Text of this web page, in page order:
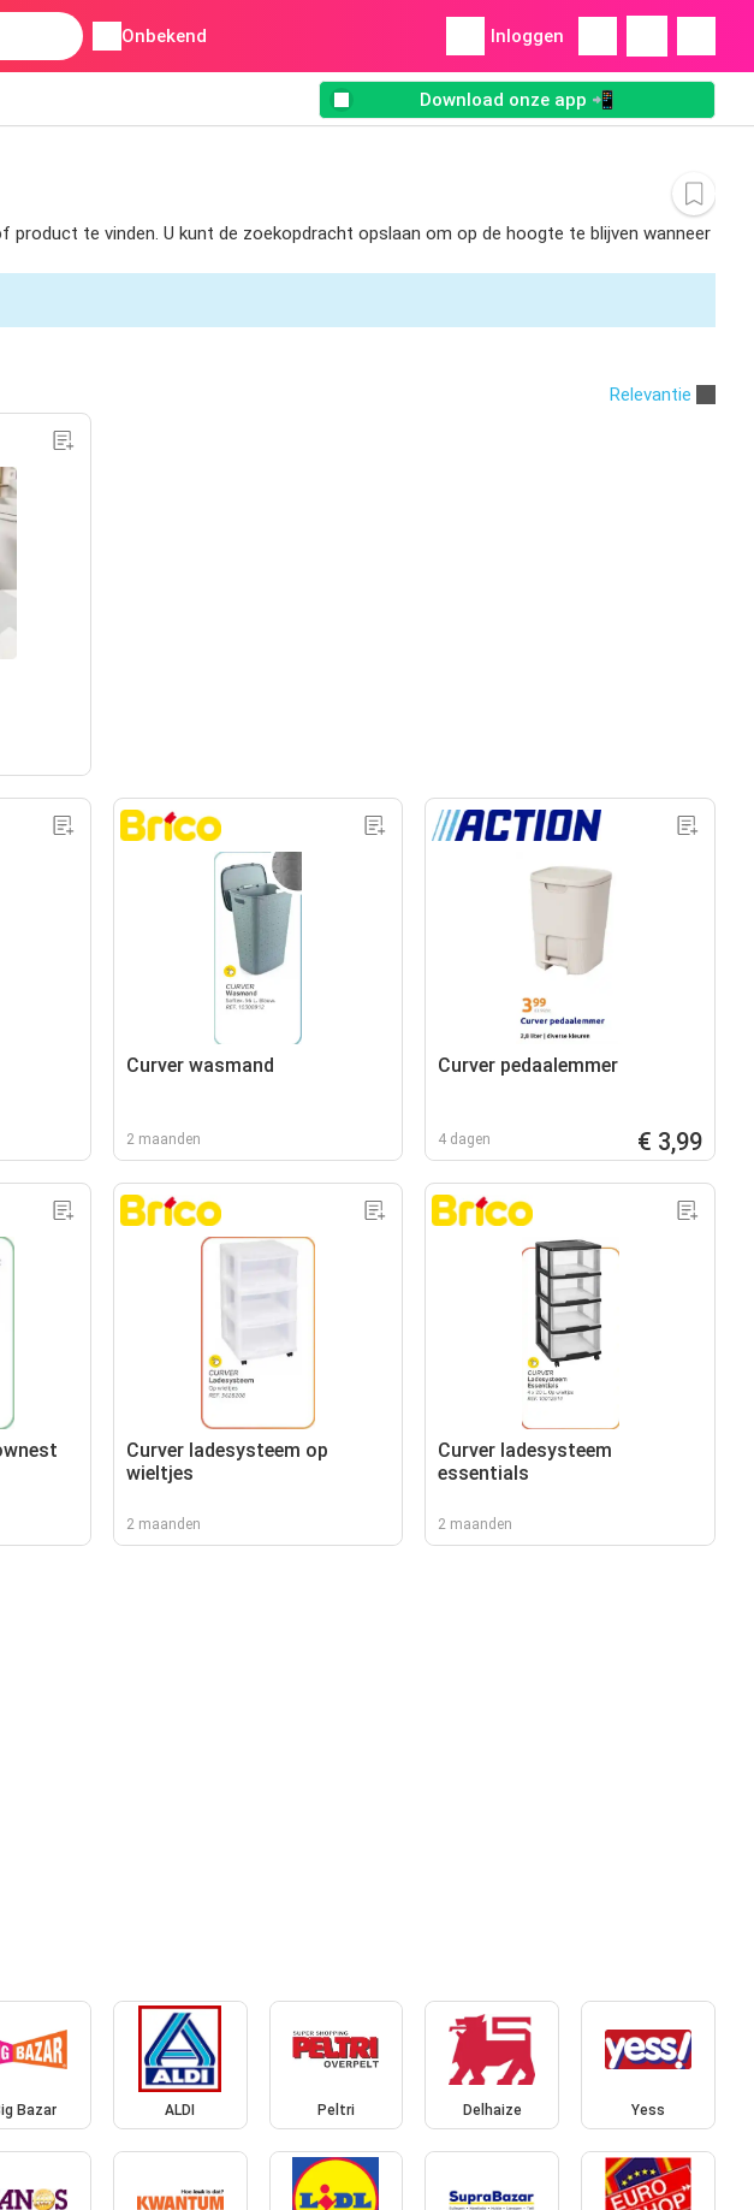
Onbekend Inloggen
Download onze app 📲
product te vinden. U kunt de zoekopdracht opslaan om op de hoogte te blijven wanneer
Relevantie
Curver wasmand
2 maanden
Curver pedaalemmer
4 dagen € 3,99
Curver ladesysteem op
wieltjes
2 maanden
Curver ladesysteem
essentials
2 maanden
Bazar ALDI Peltri Delhaize Yess